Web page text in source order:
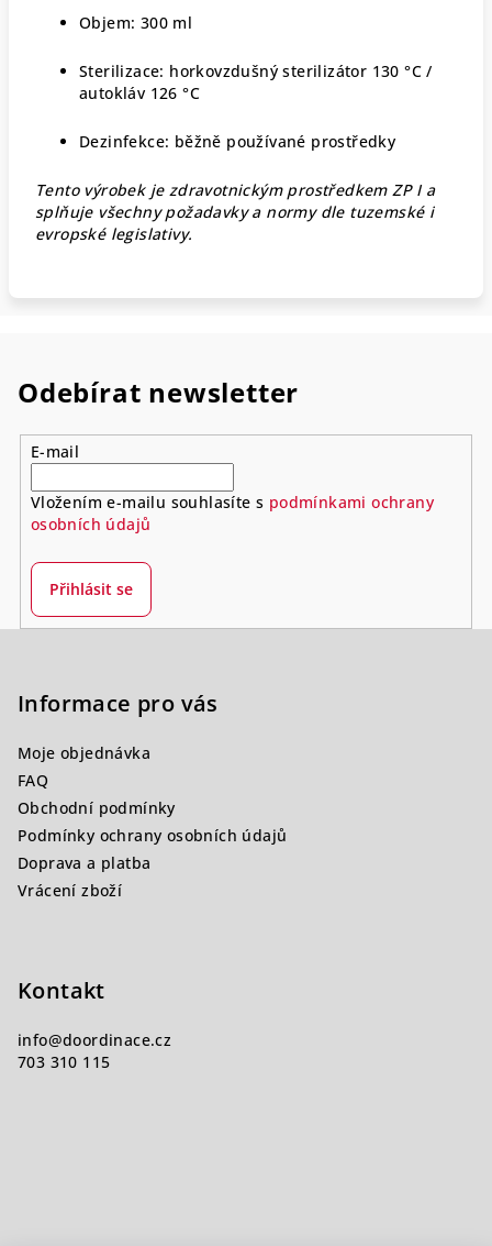
Objem: 300 ml
Sterilizace: horkovzdušný sterilizátor 130 °C /
autokláv 126 °C
Dezinfekce: běžně používané prostředky
Tento výrobek je zdravotnickým prostředkem ZP I a
splňuje všechny požadavky a normy dle tuzemské i
evropské legislativy.
Odebírat newsletter
E-mail
Vložením e-mailu souhlasíte s podmínkami ochrany
osobních údajů
Přihlásit se
Informace pro vás
Moje objednávka
FAQ
Obchodní podmínky
Podmínky ochrany osobních údajů
Doprava a platba
Vrácení zboží
Kontakt
info@doordinace.cz
703 310 115